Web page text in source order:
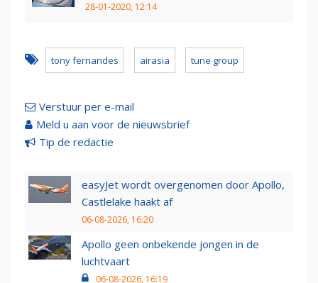
28-01-2020, 12:14
tony fernandes airasia tune group
Verstuur per e-mail
Meld u aan voor de nieuwsbrief
Tip de redactie
easyJet wordt overgenomen door Apollo,
Castlelake haakt af
06-08-2026, 16:20
Apollo geen onbekende jongen in de
luchtvaart
06-08-2026, 16:19